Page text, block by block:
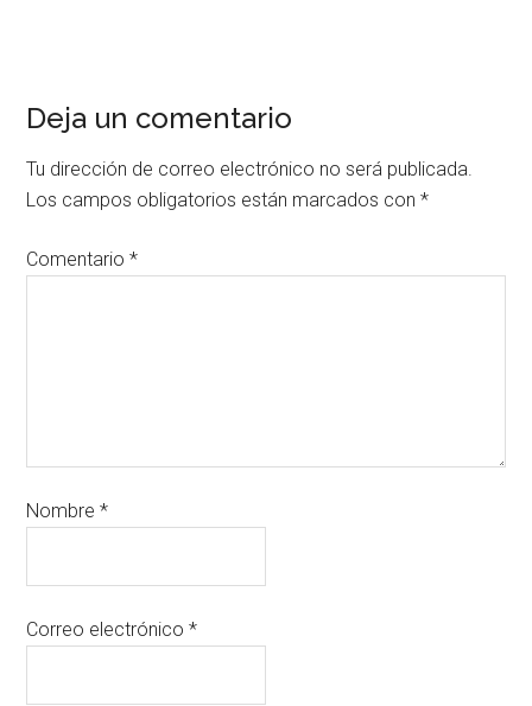
Deja un comentario
Tu dirección de correo electrónico no será publicada.
Los campos obligatorios están marcados con*
Comentario*
Nombre*
Correo electrónico*